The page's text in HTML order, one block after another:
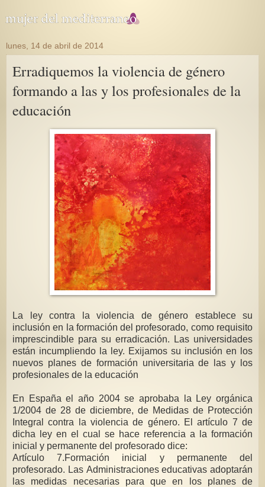
lunes, 14 de abril de 2014
Erradiquemos la violencia de género
formando a las y los profesionales de la
educación
La ley contra la violencia de género establece su
inclusión en la formación del profesorado, como requisito
imprescindible para su erradicación. Las universidades
están incumpliendo la ley. Exijamos su inclusión en los
nuevos planes de formación universitaria de las y los
profesionales de la educación
En España el año 2004 se aprobaba la Ley orgánica
1/2004 de 28 de diciembre, de Medidas de Protección
Integral contra la violencia de género. El artículo 7 de
dicha ley en el cual se hace referencia a la formación
inicial y permanente del profesorado dice:
Artículo 7.Formación inicial y permanente del
profesorado. Las Administraciones educativas adoptarán
las medidas necesarias para que en los planes de